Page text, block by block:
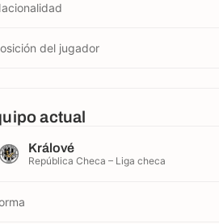
del jugador
actual
Králové
República Checa – Liga checa